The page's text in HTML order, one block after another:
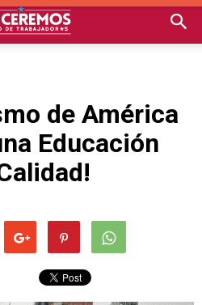
de América
Educación